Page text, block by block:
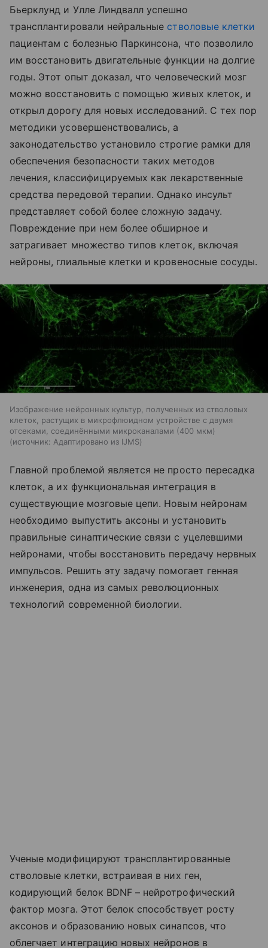
Бьерклунд и Улле Линдвалл успешно
трансплантировали нейральные стволовые клетки
пациентам с болезнью Паркинсона, что позволило
им восстановить двигательные функции на долгие
годы. Этот опыт доказал, что человеческий мозг
можно восстановить с помощью живых клеток, и
открыл дорогу для новых исследований. С тех пор
методики усовершенствовались, а
законодательство установило строгие рамки для
обеспечения безопасности таких методов
лечения, классифицируемых как лекарственные
средства передовой терапии. Однако инсульт
представляет собой более сложную задачу.
Повреждение при нем более обширное и
затрагивает множество типов клеток, включая
нейроны, глиальные клетки и кровеносные сосуды.
Изображение нейронных культур, полученных из стволовых
клеток, растущих в микрофлюидном устройстве с двумя
отсеками, соединёнными микроканалами (400 мкм)
источник: Адаптировано из IJMS
Главной проблемой является не просто пересадка
клеток, а их функциональная интеграция в
существующие мозговые цепи. Новым нейронам
необходимо выпустить аксоны и установить
правильные синаптические связи с уцелевшими
нейронами, чтобы восстановить передачу нервных
импульсов. Решить эту задачу помогает генная
инженерия, одна из самых революционных
технологий современной биологии.
Ученые модифицируют трансплантированные
стволовые клетки, встраивая в них ген,
кодирующий белок BDNF – нейротрофический
фактор мозга. Этот белок способствует росту
аксонов и образованию новых синапсов, что
облегчает интеграцию новых нейронов в